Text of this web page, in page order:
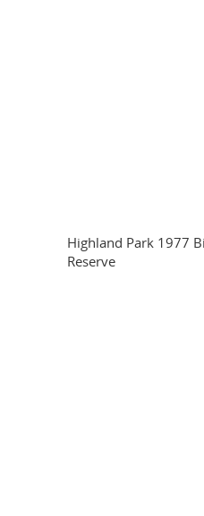
Highland Park 1977
Reserve